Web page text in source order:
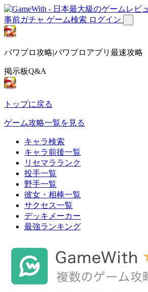
事前ガチャ ゲーム検索 ログイン
パワプロ攻略|パワプロアプリ最速攻略
掲示板Q&A
トップに戻る
ゲーム攻略一覧を見る
キャラ検索
キャラ前後一覧
リセマラランク
投手一覧
野手一覧
彼女・相棒一覧
サクセス一覧
デッキメーカー
最強ランキング